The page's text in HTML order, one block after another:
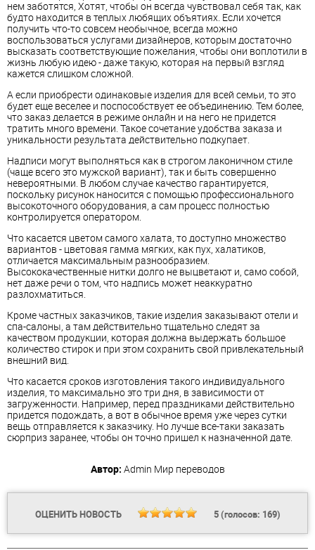
нем заботятся, Хотят, чтобы он всегда чувствовал себя так, как
будто находится в теплых любящих объятиях. Если хочется
получить что-то совсем необычное, всегда можно
воспользоваться услугами дизайнеров, которым достаточно
высказать соответствующие пожелания, чтобы они воплотили в
жизнь любую идею - даже такую, которая на первый взгляд
кажется слишком сложной.
А если приобрести одинаковые изделия для всей семьи, то это
будет еще веселее и поспособствует ее объединению. Тем более,
что заказ делается в режиме онлайн и на него не придется
тратить много времени. Такое сочетание удобства заказа и
уникальности результата действительно подкупает.
Надписи могут выполняться как в строгом лаконичном стиле
(чаще всего это мужской вариант), так и быть совершенно
невероятными. В любом случае качество гарантируется,
поскольку рисунок наносится с помощью профессионального
высокоточного оборудования, а сам процесс полностью
контролируется оператором.
Что касается цветом самого халата, то доступно множество
вариантов - цветовая гамма мягких, как пух, халатиков,
отличается максимальным разнообразием.
Высококачественные нитки долго не выцветают и, само собой,
нет даже речи о том, что надпись может неаккуратно
разлохматиться.
Кроме частных заказчиков, такие изделия заказывают отели и
спа-салоны, а там действительно тщательно следят за
качеством продукции, которая должна выдержать большое
количество стирок и при этом сохранить свой привлекательный
внешний вид.
Что касается сроков изготовления такого индивидуального
изделия, то максимально это три дня, в зависимости от
загруженности. Например, перед праздниками действительно
придется подождать, а вот в обычное время уже через сутки
вещь отправляется к заказчику. Но лучше все-таки заказать
сюрприз заранее, чтобы он точно пришел к назначенной дате.
Автор: Admin Мир переводов
ОЦЕНИТЬ НОВОСТЬ 5(голосов: 169)